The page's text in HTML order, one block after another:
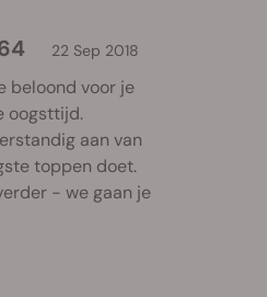
22 Sep 2018
beloond voor je
oogsttijd.
aan van
toppen doet.
- we gaan je